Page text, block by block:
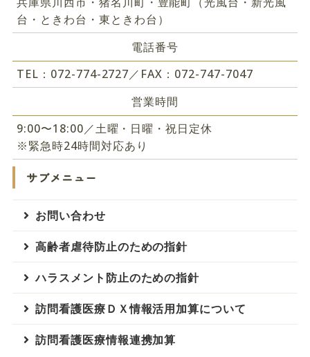
台・ときわ台・東ときわ台）
電話番号
TEL：072-774-2727／FAX：072-747-7047
営業時間
9:00〜18:00／土曜・日曜・祝日定休
※緊急時24時間対応あり
サブメニュー
お問い合わせ
高齢者虐待防止のための指針
ハラスメント防止のための指針
訪問看護医療ＤＸ情報活用加算について
訪問看護医療情報連携加算